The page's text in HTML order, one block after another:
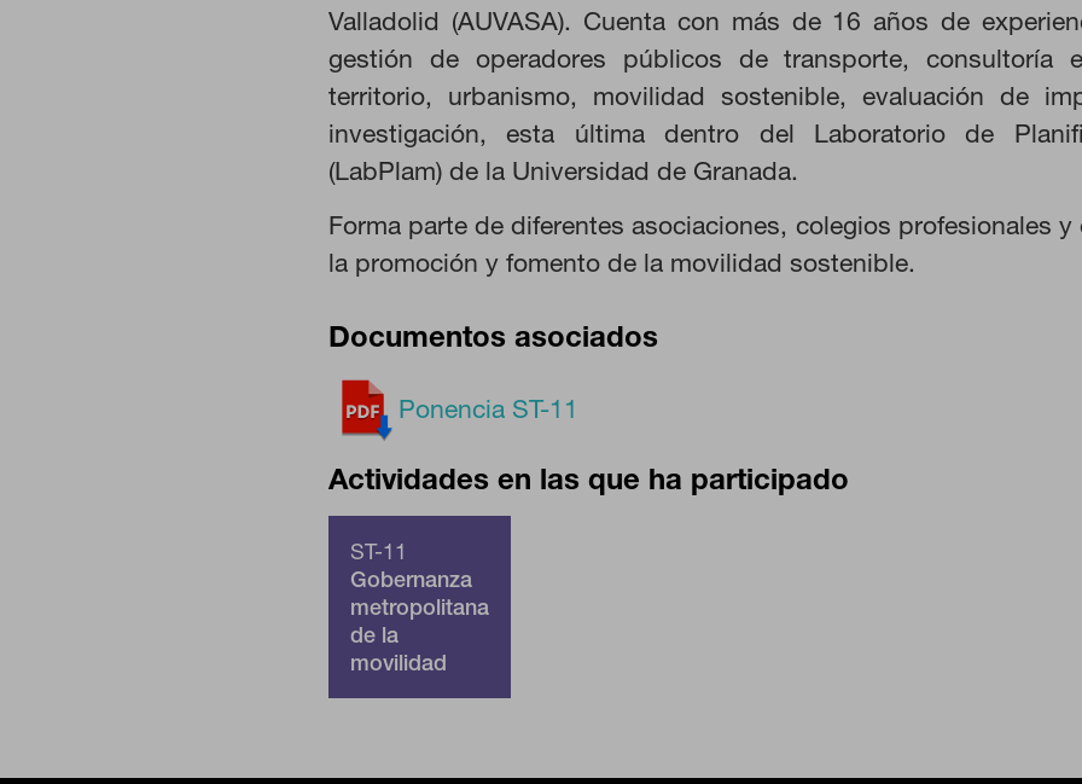
Valladolid (AUVASA). Cuenta con más de 16 años de
gestión de operadores públicos de transporte, consultoría
territorio, urbanismo, movilidad sostenible, evaluación de
investigación, esta última dentro del Laboratorio de
(LabPlam) de la Universidad de Granada.
Forma parte de diferentes asociaciones, colegios profesionales
la promoción y fomento de la movilidad sostenible.
Documentos asociados
Ponencia ST-11
Actividades en las que ha participado
ST-11
Gobernanza
metropolitana
de la
movilidad
Estas cookies son necesarias para que el sitio web funcione y no se pueden desactivar en nuestros
navegador para bloquear o alertar sobre estas cookies, pero alguna áreas del sitio no funcionarán.
Cookies de rendimiento
Estas cookies nos permiten contar las visitas y fuentes de tráfico para poder evaluar el rendimiento
ayudan a saber qué páginas son las más o menos visitadas, y cómo los visitantes navegan por el
estas cookies es agregada y, por lo tanto, es anónima.
GUARDAR CONFIGURACIÓN
Puedes volver a configurar tus cookies desde la sección "Configuración de cookies" al pie de la página.